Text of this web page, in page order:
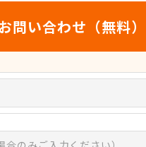
問い合わせ（無料）